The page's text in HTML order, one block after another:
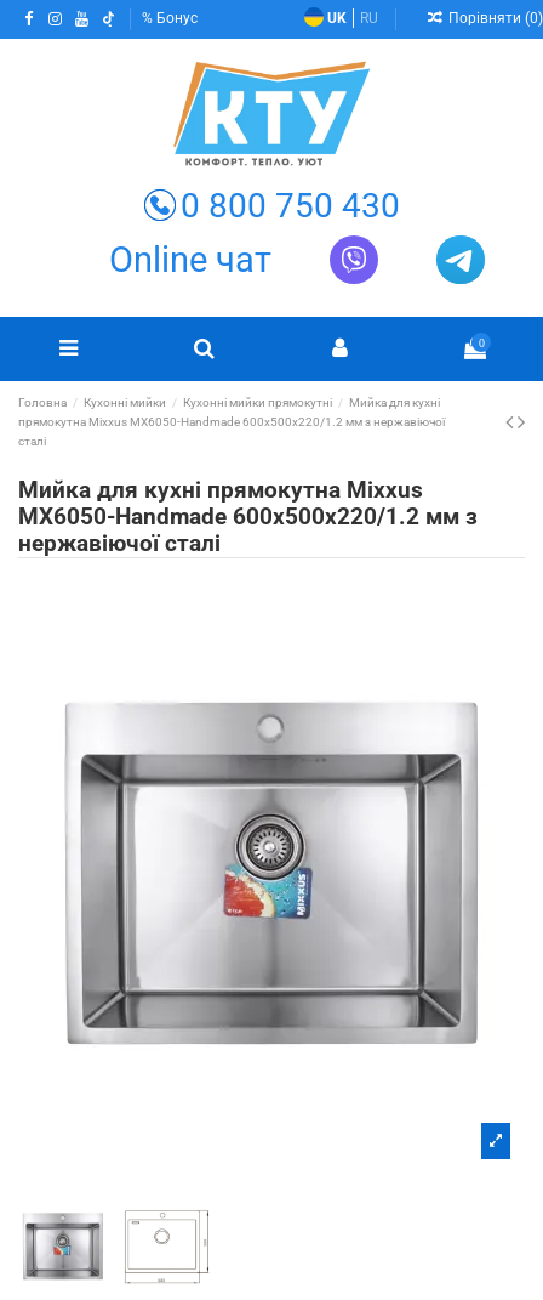
Бонус UK RU Порівняти (0)
0 800 750 430
Online чат
0
Головна Кухонні мийки Кухонні мийки прямокутні
Мийка для кухні
прямокутна Mixxus MX6050-Handmade 600x500x220/1.2 мм з нержавіючої
сталі
Мийка для кухні прямокутна Mixxus
MX6050-Handmade 600x500x220/1.2 мм з
нержавіючої сталі